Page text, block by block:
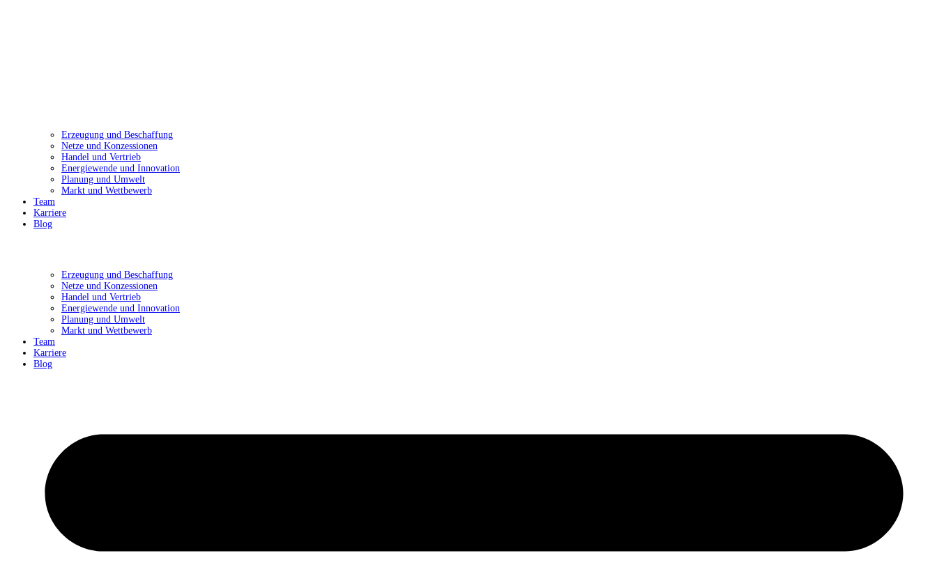
Erzeugung und Beschaffung
Netze und Konzessionen
Handel und Vertrieb
Energiewende und Innovation
Planung und Umwelt
Markt und Wettbewerb
Team
Karriere
Blog
Erzeugung und Beschaffung
Netze und Konzessionen
Handel und Vertrieb
Energiewende und Innovation
Planung und Umwelt
Markt und Wettbewerb
Team
Karriere
Blog